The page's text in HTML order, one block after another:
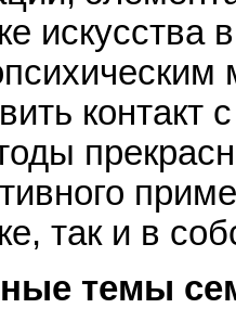
искусства
так и в
темы